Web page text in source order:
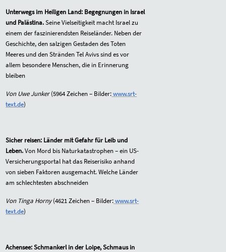
Unterwegs im Heiligen Land: Begegnungen in Israel
und Palästina.Seine Vielseitigkeit macht Israel zu
einem der faszinierendsten Reiseländer. Neben der
Geschichte, den salzigen Gestaden des Toten
Meeres und den Stränden Tel Avivs sind es vor
allem besondere Menschen, die in Erinnerung
bleiben
Von Uwe Junker(5964Zeichen – Bilder:www.srt-
text.de)
Sicher reisen: Länder mit Gefahr für Leib und
Leben.Von Mord bis Naturkatastrophen – ein US-
Versicherungsportal hat das Reiserisiko anhand
von sieben Faktoren ausgemacht. Welche Länder
am schlechtesten abschneiden
Von Tinga Horny(4621Zeichen – Bilder:www.srt-
text.de)
Achensee: Schmankerl in der Loipe, Schmaus in